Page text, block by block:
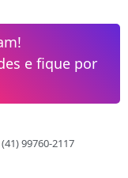
e fique por
99760-2117